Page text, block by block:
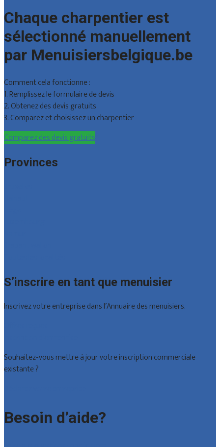
Chaque charpentier est
sélectionné manuellement
par Menuisiersbelgique.be
Comment cela fonctionne :
1. Remplissez le formulaire de devis
2. Obtenez des devis gratuits
3. Comparez et choisissez un charpentier
Comparez des devis gratuits
Provinces
S’inscrire en tant que menuisier
Inscrivez votre entreprise dans l’Annuaire des menuisiers.
Souhaitez-vous mettre à jour votre inscription commerciale
existante ?
Besoin d’aide?